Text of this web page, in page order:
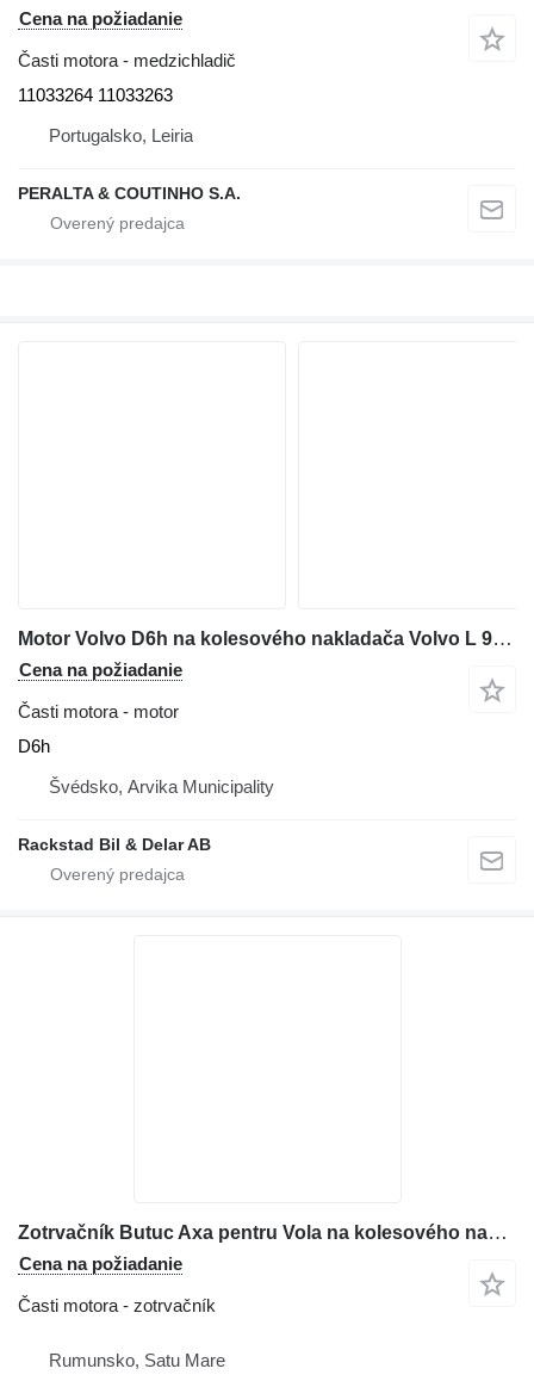
Cena na požiadanie
Časti motora - medzichladič
11033264 11033263
Portugalsko, Leiria
PERALTA & COUTINHO S.A.
Motor Volvo D6h na kolesového nakladača Volvo L 90 G
Cena na požiadanie
Časti motora - motor
D6h
Švédsko, Arvika Municipality
Rackstad Bil & Delar AB
Zotrvačník Butuc Axa pentru Vola na kolesového nakladača Volvo L90 L110 L120 L150 L180 L220
Cena na požiadanie
Časti motora - zotrvačník
Rumunsko, Satu Mare